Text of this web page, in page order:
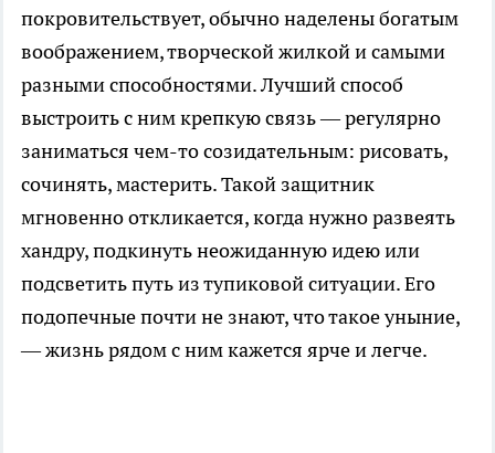
покровительствует, обычно наделены богатым
воображением, творческой жилкой и самыми
разными способностями. Лучший способ
выстроить с ним крепкую связь — регулярно
заниматься чем-то созидательным: рисовать,
сочинять, мастерить. Такой защитник
мгновенно откликается, когда нужно развеять
хандру, подкинуть неожиданную идею или
подсветить путь из тупиковой ситуации. Его
подопечные почти не знают, что такое уныние,
— жизнь рядом с ним кажется ярче и легче.